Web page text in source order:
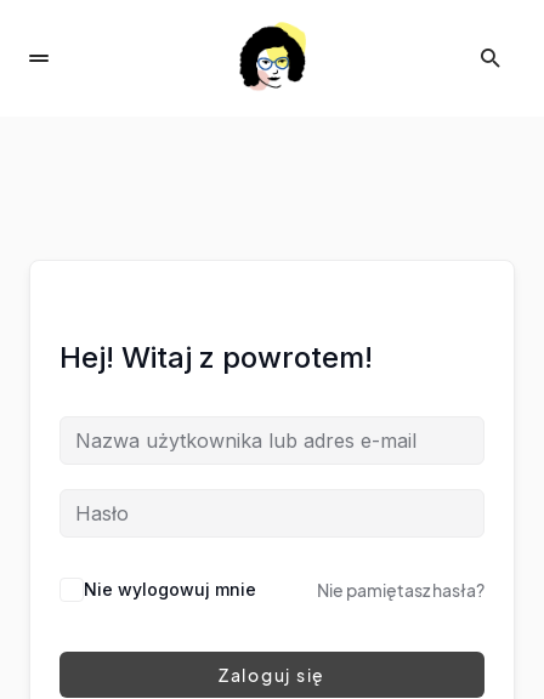
Hej! Witaj z powrotem!
Nie wylogowuj mnie Nie pamiętasz hasła?
Zaloguj się